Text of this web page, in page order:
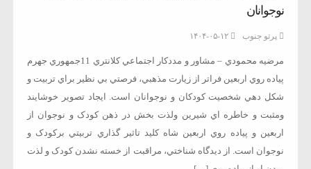
نوجوانان
پرتو جنوب ۱۴۰۴-۰۵-۱۲
مرضيه محمودي – مشاور و مددکار اجتماعي کلانتري 11جمهوري جهرم
پياده روي اربعين فراتر از زيارت مذهبي، فرصتي بي نظير براي تربيت و
شکل دهي شخصيت کودکان و نوجوانان است. ايجاد تصوير خوشايند
ومثبت و خاطره اي شيرين ولذت بخش در ذهن کودک و نوجوان از
اربعين و پياده روي اربعين شاه کليد تاثير گذاري تربيتي برکودک و
نوجوان است. از ديدگاه شناختي، مراقبت از خسته نشدن کودک و لذت